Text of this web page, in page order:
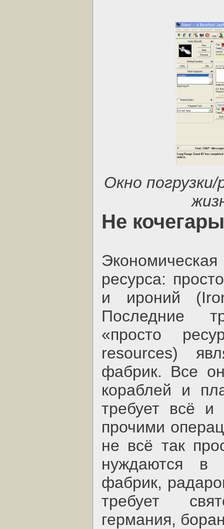
Окно
Не
ресурса:
и ироний
Последние
«просто
resources)
фабрик. Все
кораблей и
требует всё
прочими
не всё так
нуждаются в
фабрик,
требует
германия,